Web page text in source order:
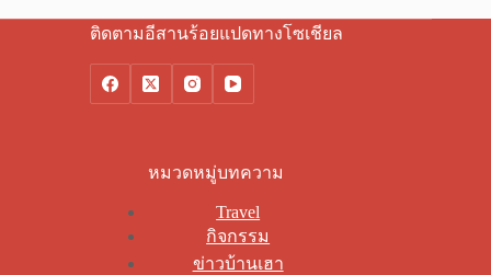
ติดตามอีสานร้อยแปดทางโซเชียล
หมวดหมู่บทความ
Travel
กิจกรรม
ข่าวบ้านเฮา